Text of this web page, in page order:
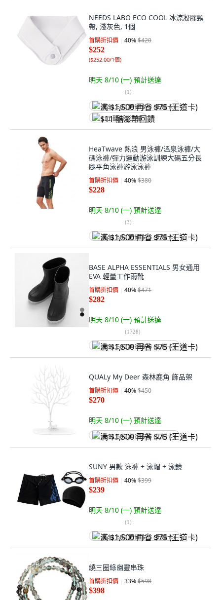
NEEDS LABO ECO COOL 冰涼凝膠頸
帶, 淺灰色, 1個
首購折扣價 40%$420
$252
($252.00/1個)
明天 8/10 (一) 預計送達
(1)
满 $1,500 再省 $75 (王道卡)
$11 酷澎幣回饋
HeaTwave 熱浪 男泳褲/溫泉泳褲/大
碼泳褲/彈力運動游泳訓練大碼五分長
腿平角泳褲游泳泳褲
首購折扣價 40%$380
$228
明天 8/10 (一) 預計送達
(3)
满 $1,500 再省 $75 (王道卡)
BASE ALPHA ESSENTIALS 男女通用
EVA 輕量工作雨靴
首購折扣價 40%$471
$282
明天 8/10 (一) 預計送達
(1728)
满 $1,500 再省 $75 (王道卡)
QUALy My Deer 森林鹿角 飾品架
首購折扣價 40%$450
$270
明天 8/10 (一) 預計送達
满 $1,500 再省 $75 (王道卡)
SUNY 男款 泳褲 + 泳帽 + 泳鏡
首購折扣價 40%$399
$239
明天 8/10 (一) 預計送達
(1)
满 $1,500 再省 $75 (王道卡)
繞三圈綠幽靈串珠
首購折扣價 33%$598
$398